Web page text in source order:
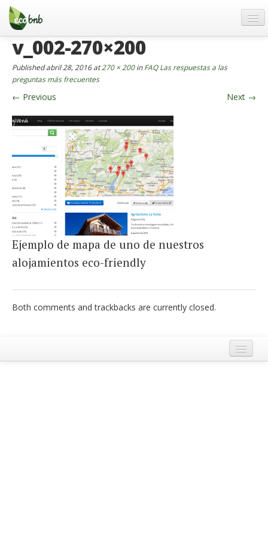
Menu
Skip
content
Blog
Ofertas
Acerca de
Contacto
Spanish
German
English
French
Italiano
v_002-270×200
Publishedabril 28, 2016at270 × 200inFAQ Las respuestas a las
preguntas más frecuentes
← Previous Next →
Ejemplo de mapa de uno de nuestros
alojamientos eco-friendly
Both comments and trackbacks are currently closed.